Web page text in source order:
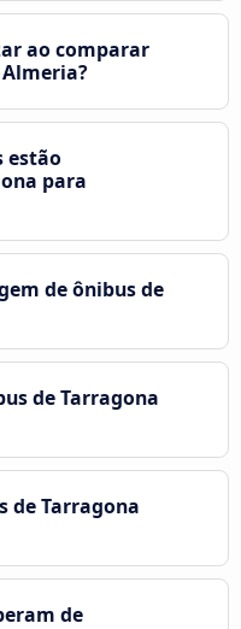
ao comparar
estão
para
de ônibus de
de Tarragona
de Tarragona
de